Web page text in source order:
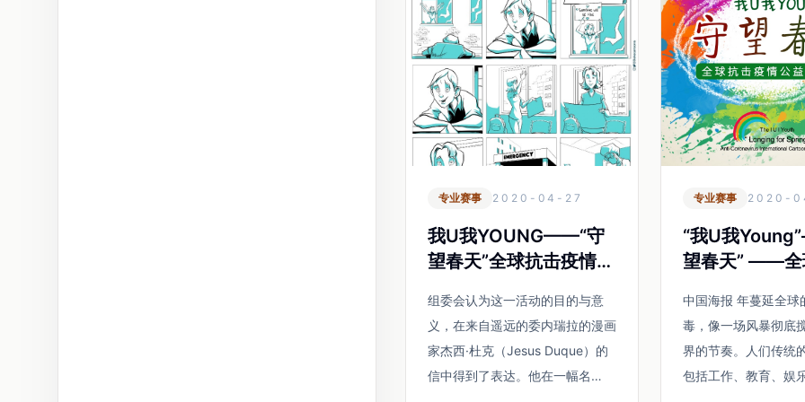
专业赛事 2020-04-27
我U我YOUNG——“守
望春天”全球抗击疫情公
组委会认为这一活动的目的与意
义，在来自遥远的委内瑞拉的漫画
家杰西·杜克（Jesus Duque）的
信中得到了表达。他在一幅名
专业赛事 2020-
“我U我
望春天” ——全
启动
中国海报 年蔓延全球的新冠病
毒，像一场风暴彻底
界的节奏。人们传统
包括工作、教育、娱